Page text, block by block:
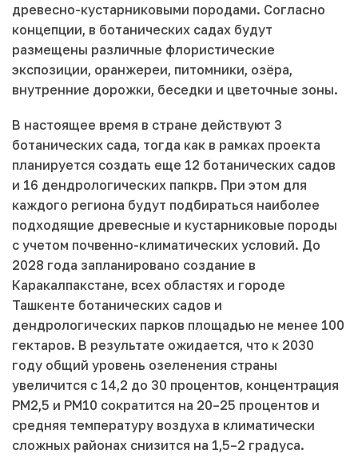
древесно-кустарниковыми породами. Согласно
концепции, в ботанических садах будут
размещены различные флористические
экспозиции, оранжереи, питомники, озёра,
внутренние дорожки, беседки и цветочные зоны.
В настоящее время в стране действуют 3
ботанических сада, тогда как в рамках проекта
планируется создать еще 12 ботанических садов
и 16 дендрологических папкрв. При этом для
каждого региона будут подбираться наиболее
подходящие древесные и кустарниковые породы
с учетом почвенно-климатических условий. До
2028 года запланировано создание в
Каракалпакстане, всех областях и городе
Ташкенте ботанических садов и
дендрологических парков площадью не менее 100
гектаров. В результате ожидается, что к 2030
году общий уровень озеленения страны
увеличится с 14,2 до 30 процентов, концентрация
PM2,5 и PM10 сократится на 20–25 процентов и
средняя температуру воздуха в климатически
сложных районах снизится на 1,5–2 градуса.